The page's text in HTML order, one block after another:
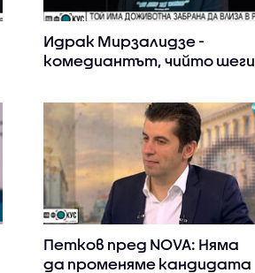
Идрак Мирзалидзе -
комедиантът, чийто шеги
власт
Петков пред NOVA: Няма
да променяме кандидата